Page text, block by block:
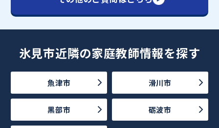
氷見市近隣の家庭教師情報を探す
魚津市 滑川市
黒部市 砺波市